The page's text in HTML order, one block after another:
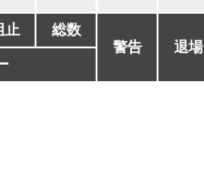
止
総数
警告
退場